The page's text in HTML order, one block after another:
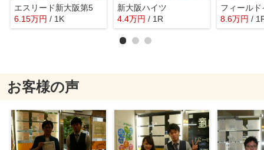
エスリード新大阪第5
6.15万円 / 1K
新大阪ハイツ
4.4万円 / 1R
フィール
8.6万円 /
お客様の声